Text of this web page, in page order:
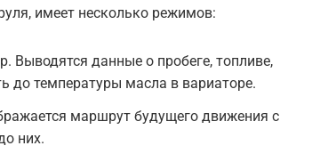
имеет несколько режимов:
Выводятся данные о пробеге, топливе,
до температуры масла в вариаторе.
маршрут будущего движения с
них.